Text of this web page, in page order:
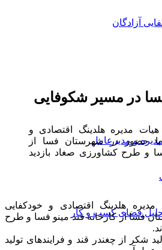
و مدیرعامل
فضای کسب و کار
فسا در مسیر شکوفایی
مدیره هلدینگ اقتصادی و
با حضور در شهرستان فسا از
و طرح کشاورزی صغاد بازدید
هلدینگ اقتصادی و خودکفایی
فسا از کارخانه قند مینو فسا و طرح
شکر از چغندر قند و فرایندهای تولید